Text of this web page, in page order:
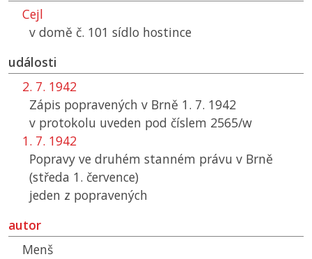
Cejl
v domě č. 101 sídlo hostince
události
2. 7. 1942
Zápis popravených v Brně 1. 7. 1942
v protokolu uveden pod číslem 2565/w
1. 7. 1942
Popravy ve druhém stanném právu v Brně
(středa 1. července)
jeden z popravených
autor
Menš